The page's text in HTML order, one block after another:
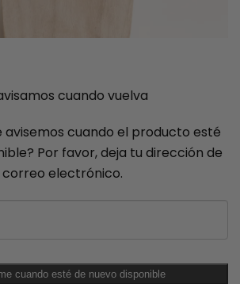
cuando vuelva
avisemos cuando el producto esté
Por favor, deja tu dirección de
correo electrónico.
cuando esté de nuevo disponible